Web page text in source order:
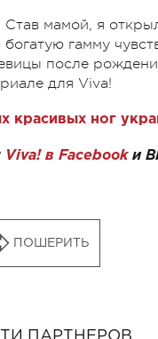
Став мамой, я
гамму
после
для Viva!
красивых ног
Viva! в Facebookи
ПОШЕРИТЬ